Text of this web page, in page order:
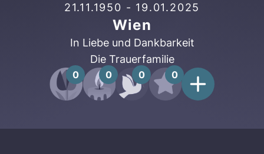
21.11.1950 - 19.01.2025
Wien
In Liebe und Dankbarkeit
Die Trauerfamilie
0 0 0 0